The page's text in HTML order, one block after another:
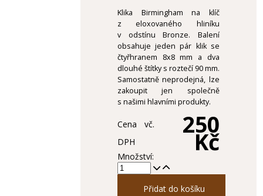
Klika Birmingham na klíč
z eloxovaného hliníku
v odstínu Bronze. Balení
obsahuje jeden pár klik se
čtyřhranem 8x8 mm a dva
dlouhé štítky s roztečí 90 mm.
Samostatně neprodejná, lze
zakoupit jen společně
s našimi hlavními produkty.
Cena vč.
DPH
250
Kč
Množství:
Přidat do košíku